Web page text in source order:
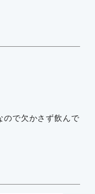
ので欠かさず飲んで